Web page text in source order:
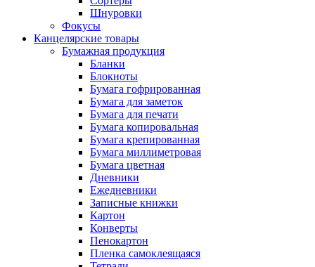
Шнуровки
Фокусы
Канцелярские товары
Бумажная продукция
Бланки
Блокноты
Бумага гофрированная
Бумага для заметок
Бумага для печати
Бумага копировальная
Бумага крепированная
Бумага миллиметровая
Бумага цветная
Дневники
Ежедневники
Записные книжки
Картон
Конверты
Пенокартон
Пленка самоклеящаяся